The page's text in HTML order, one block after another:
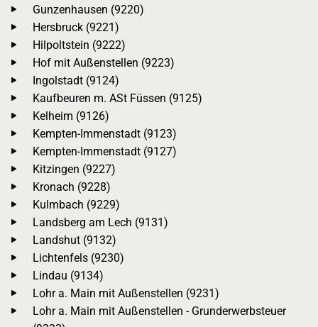
Gunzenhausen (9220)
Hersbruck (9221)
Hilpoltstein (9222)
Hof mit Außenstellen (9223)
Ingolstadt (9124)
Kaufbeuren m. ASt Füssen (9125)
Kelheim (9126)
Kempten-Immenstadt (9123)
Kempten-Immenstadt (9127)
Kitzingen (9227)
Kronach (9228)
Kulmbach (9229)
Landsberg am Lech (9131)
Landshut (9132)
Lichtenfels (9230)
Lindau (9134)
Lohr a. Main mit Außenstellen (9231)
Lohr a. Main mit Außenstellen - Grunderwerbsteuer